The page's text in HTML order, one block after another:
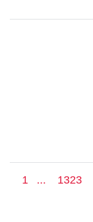
1 ... 1323